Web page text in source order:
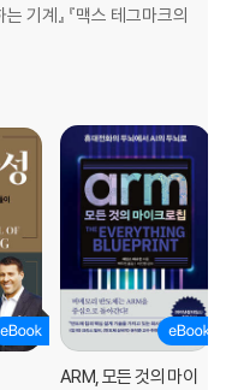
기계』 『맥스 테그마크의
ARM, 모든 것의 마이